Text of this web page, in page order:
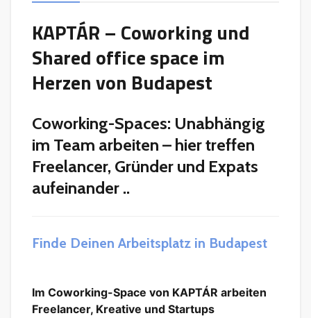
KAPTÁR – Coworking und
Shared office space im
Herzen von Budapest
Coworking-Spaces: Unabhängig
im Team arbeiten – hier treffen
Freelancer, Gründer und Expats
aufeinander ..
Finde Deinen Arbeitsplatz in Budapest
Im Coworking-Space von KAPTÁR arbeiten
Freelancer, Kreative und Startups